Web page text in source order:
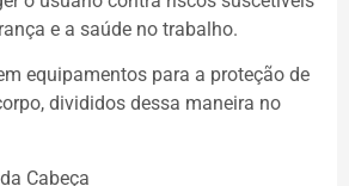
e a saúde no trabalho.
equipamentos para a proteção de
divididos dessa maneira no
Cabeça